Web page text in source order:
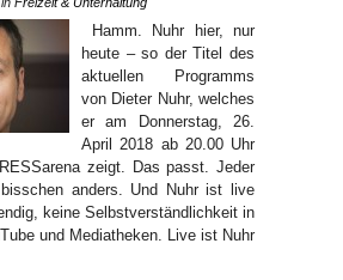
Hamm. Nuhr hier, nur
heute – so der Titel des
aktuellen Programms
von Dieter Nuhr, welches
er am Donnerstag, 26.
April 2018 ab 20.00 Uhr
zeigt. Das passt. Jeder
anders. Und Nuhr ist live
keine Selbstverständlichkeit in
und Mediatheken. Live ist Nuhr